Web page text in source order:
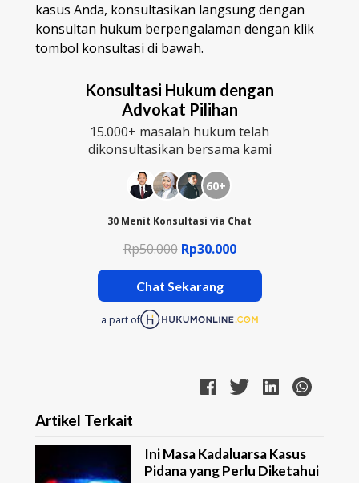
kasus Anda, konsultasikan langsung dengan
konsultan hukum berpengalaman dengan klik
tombol konsultasi di bawah.
Konsultasi Hukum dengan
Advokat Pilihan
15.000+ masalah hukum telah
dikonsultasikan bersama kami
60+
30 Menit Konsultasi via Chat
Rp50.000 Rp30.000
Chat Sekarang
a part of
Artikel Terkait
Ini Masa Kadaluarsa Kasus
Pidana yang Perlu Diketahui